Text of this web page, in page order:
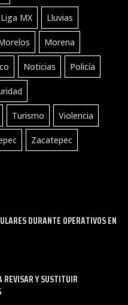
Liga MX Lluvias
Morena
Noticias Policía
Turismo Violencia
Zacatepec
DURANTE OPERATIVOS EN
REVISAR Y SUSTITUIR